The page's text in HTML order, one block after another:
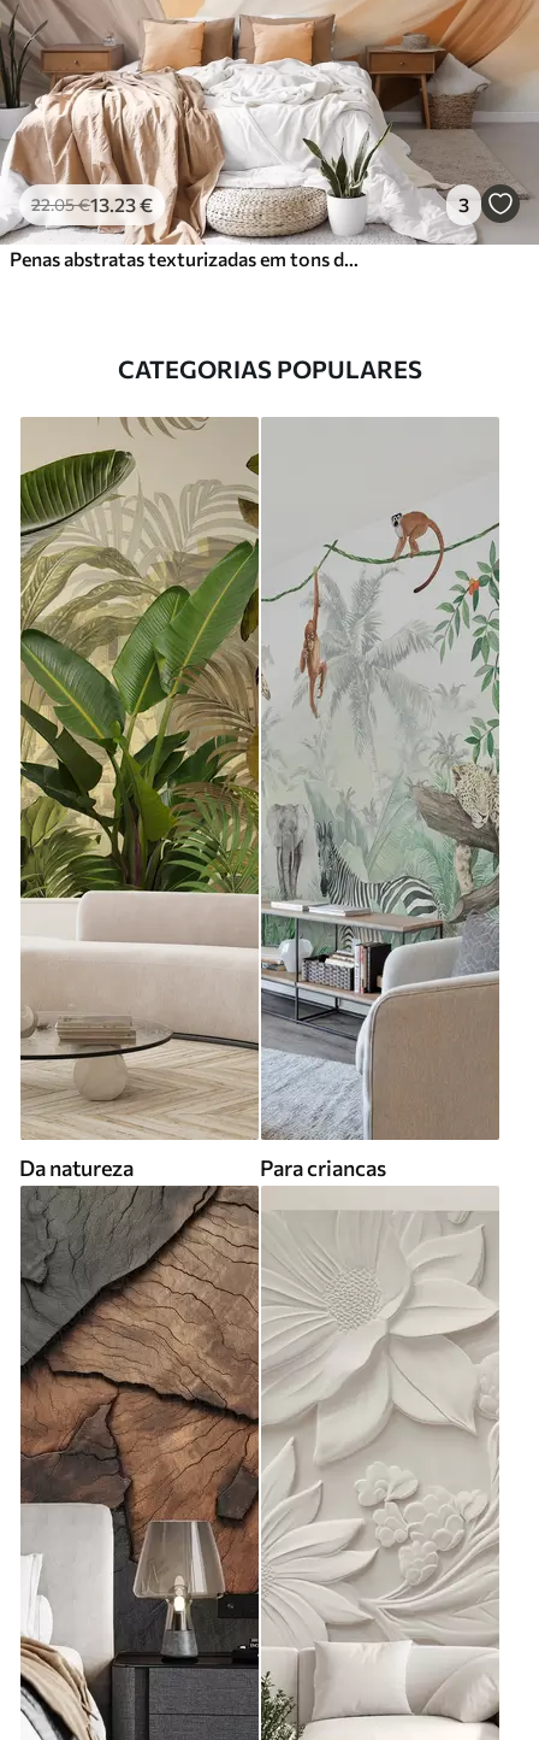
22.05€13 .23€ 3
CATEGORIAS POPULARES
Da natureza Para criancas